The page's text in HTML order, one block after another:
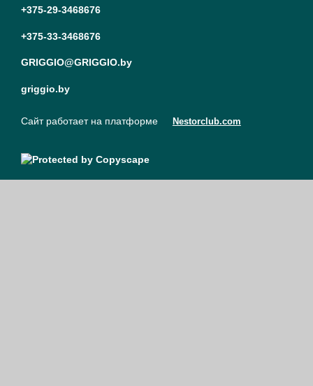
+375-29-3468676
+375-33-3468676
GRIGGIO@GRIGGIO.by
griggio.by
Сайт работает на платформе Nestorclub.com